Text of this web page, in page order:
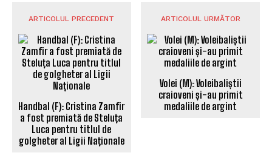
ARTICOLUL PRECEDENT
Handbal (F): Cristina Zamfir
a fost premiată de Steluța
Luca pentru titlul de
golgheter al Ligii Naționale
ARTICOLUL URMĂTOR
Volei (M): Voleibaliștii
craioveni și-au primit
medaliile de argint